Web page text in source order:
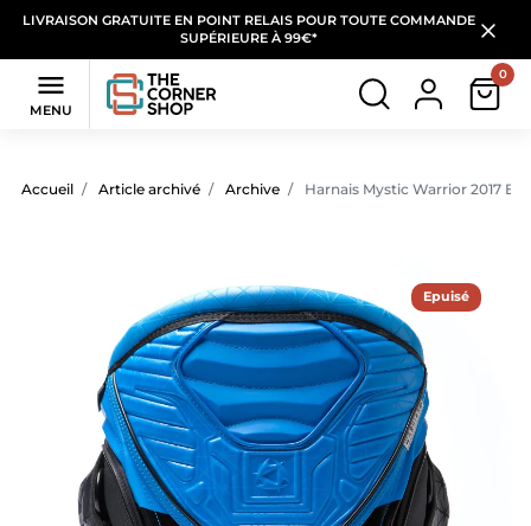
LIVRAISON GRATUITE EN POINT RELAIS POUR TOUTE COMMANDE
SUPÉRIEURE À 99€*

MENU
0
Accueil Article archivé Archive Harnais Mystic Warrior 2017
Epuisé